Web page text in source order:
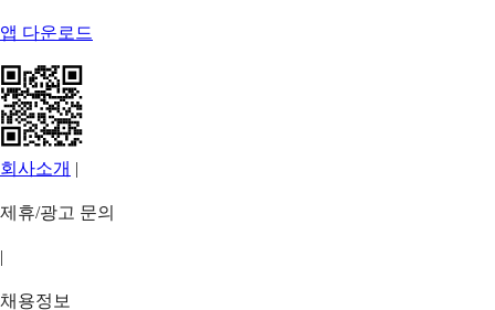
앱 다운로드
회사소개 |
제휴/광고 문의
|
채용정보